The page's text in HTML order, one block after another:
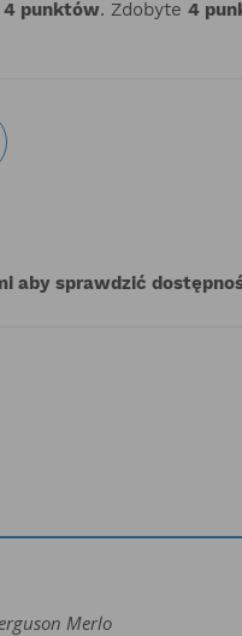
4 punktów. Zdobyte 4
aby sprawdzić
Merlo